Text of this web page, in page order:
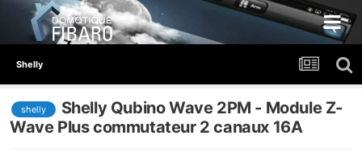
Shelly
shelly
Shelly Qubino Wave 2PM - Module Z-
Wave Plus commutateur 2 canaux 16A